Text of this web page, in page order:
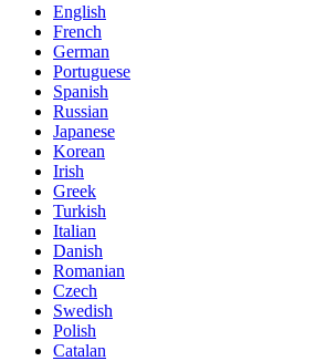
English
French
German
Portuguese
Spanish
Russian
Japanese
Korean
Irish
Greek
Turkish
Italian
Danish
Romanian
Czech
Swedish
Polish
Catalan